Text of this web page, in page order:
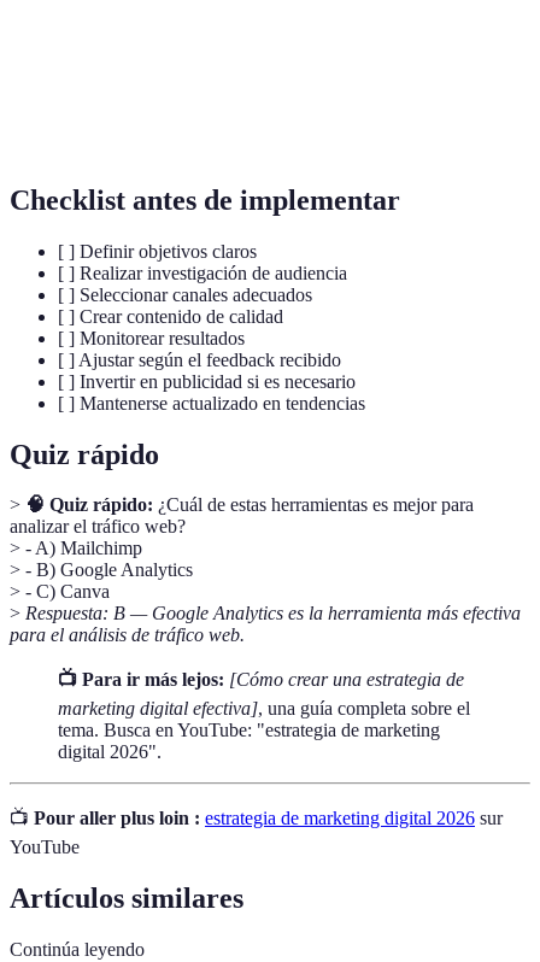
Checklist antes de implementar
[ ] Definir objetivos claros
[ ] Realizar investigación de audiencia
[ ] Seleccionar canales adecuados
[ ] Crear contenido de calidad
[ ] Monitorear resultados
[ ] Ajustar según el feedback recibido
[ ] Invertir en publicidad si es necesario
[ ] Mantenerse actualizado en tendencias
Quiz rápido
> 🧠 Quiz rápido: ¿Cuál de estas herramientas es mejor para
analizar el tráfico web?
> - A) Mailchimp
> - B) Google Analytics
> - C) Canva
> Respuesta: B — Google Analytics es la herramienta más efectiva
para el análisis de tráfico web.
📺 Para ir más lejos: [Cómo crear una estrategia de
marketing digital efectiva], una guía completa sobre el
tema. Busca en YouTube: "estrategia de marketing
digital 2026".
📺 Pour aller plus loin : estrategia de marketing digital 2026 sur
YouTube
Artículos similares
Continúa leyendo